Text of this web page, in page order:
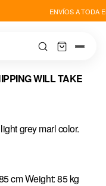
ENVÍOS A TODA
WILL TAKE
grey marl color.
cm Weight: 85 kg